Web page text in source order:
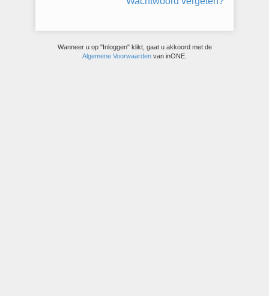
Wanneer u op "Inloggen" klikt, gaat u akkoord met de
Algemene Voorwaarden van inONE.